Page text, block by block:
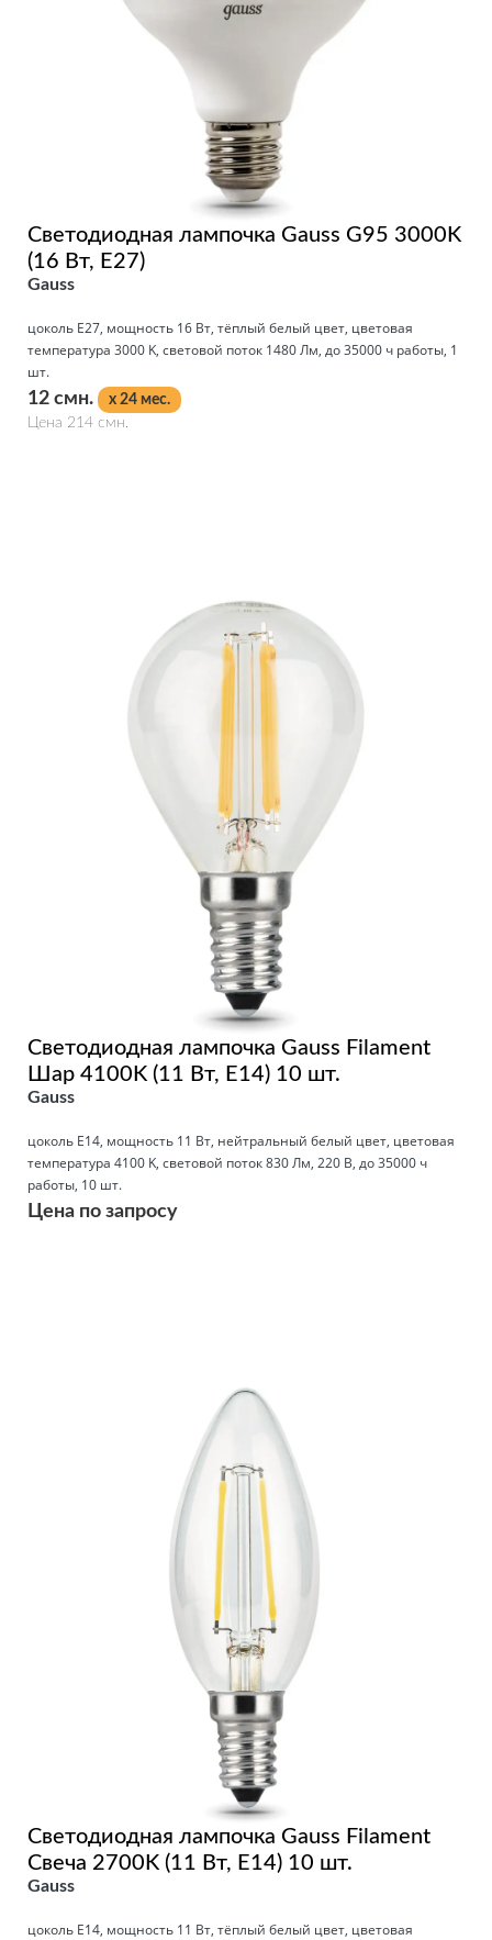
Светодиодная лампочка Gauss G95 3000K
(16 Вт, E27)
Gauss
цоколь E27, мощность 16 Вт, тёплый белый цвет, цветовая
температура 3000 K, световой поток 1480 Лм, до 35000 ч работы, 1
шт.
12 смн.
x 24 мес.
Цена 214 смн.
Светодиодная лампочка Gauss Filament
Шар 4100K (11 Вт, E14) 10 шт.
Gauss
цоколь E14, мощность 11 Вт, нейтральный белый цвет, цветовая
температура 4100 K, световой поток 830 Лм, 220 В, до 35000 ч
работы, 10 шт.
Цена по запросу
Светодиодная лампочка Gauss Filament
Свеча 2700K (11 Вт, E14) 10 шт.
Gauss
цоколь E14, мощность 11 Вт, тёплый белый цвет, цветовая